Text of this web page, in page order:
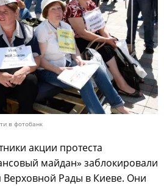
в фотобанк
акции протеста
майдан» заблокировали
Верховной Рады в Киеве. Они